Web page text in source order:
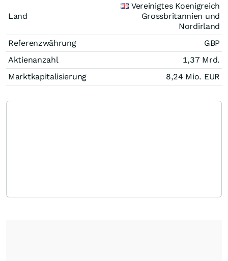
Land
Vereinigtes Koenigreich
Grossbritannien und
Nordirland
Referenzwährung
GBP
Aktienanzahl
1,37 Mrd.
Marktkapitalisierung
8,24 Mio. EUR